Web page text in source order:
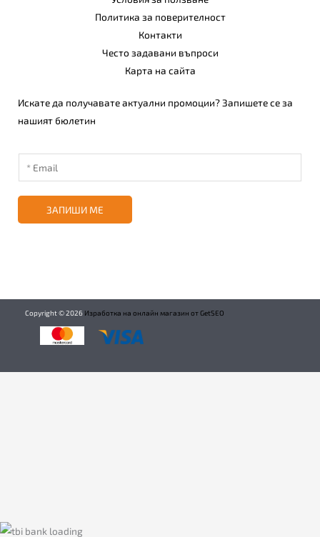
Политика за поверителност
Контакти
Често задавани въпроси
Карта на сайта
Искате да получавате актуални промоции? Запишете се за
нашият бюлетин
ЗАПИШИ МЕ
Copyright ©2026 Изработка на онлайн магазин от GetSEO